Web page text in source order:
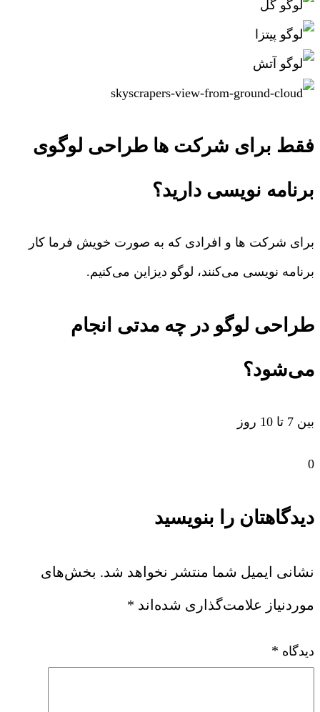
فقط برای شرکت ها طراحی لوگوی
برنامه نویسی دارید؟
برای شرکت ها و افرادی که به صورت خویش فرما کار
برنامه نویسی می‌کنند، لوگو دیزاین می‌کنیم.
طراحی لوگو در چه مدتی انجام
می‌شود؟
بین 7 تا 10 روز
0
دیدگاهتان را بنویسید
نشانی ایمیل شما منتشر نخواهد شد. بخش‌های
موردنیاز علامت‌گذاری شده‌اند *
دیدگاه *